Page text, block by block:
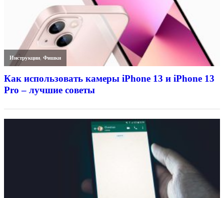
Инструкции,Фишки
Как использовать камеры iPhone 13 и iPhone 13
Pro – лучшие советы